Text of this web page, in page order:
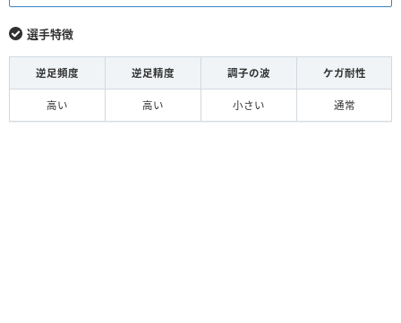
選手特徴
逆足頻度 逆足精度 調子の波 ケガ耐性
高い 高い 小さい 通常